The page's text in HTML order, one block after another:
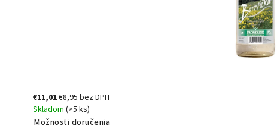
€11,01€8,95 bez DPH
Skladom (>5 ks)
Možnosti doručenia